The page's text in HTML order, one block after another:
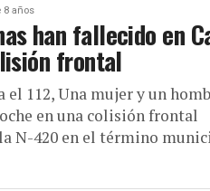
8 años
han fallecido en
frontal
el 112, Una mujer y un
en una colisión frontal
N-420 en el término